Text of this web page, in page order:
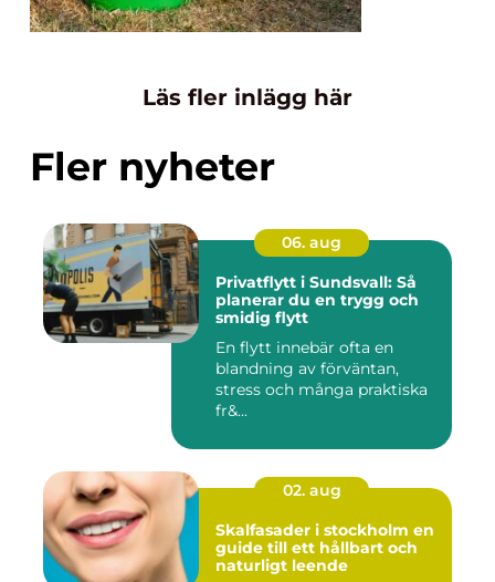
Läs fler inlägg här
Fler nyheter
06. aug
Privatflytt i Sundsvall: Så
planerar du en trygg och
smidig flytt
En flytt innebär ofta en
blandning av förväntan,
stress och många praktiska
fr&...
02. aug
Skalfasader i stockholm en
guide till ett hållbart och
naturligt leende